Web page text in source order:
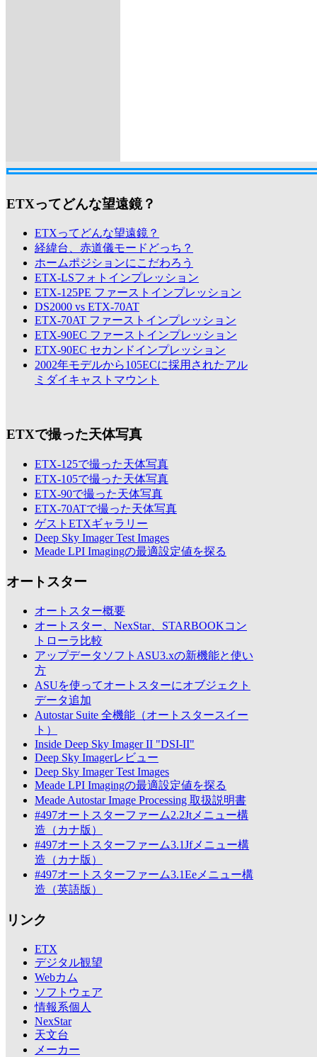
ETXってどんな望遠鏡？
ETXってどんな望遠鏡？
経緯台、赤道儀モードどっち？
ホームポジションにこだわろう
ETX-LSフォトインプレッション
ETX-125PE ファーストインプレッション
DS2000 vs ETX-70AT
ETX-70AT ファーストインプレッション
ETX-90EC ファーストインプレッション
ETX-90EC セカンドインプレッション
2002年モデルから105ECに採用されたアル
ミダイキャストマウント
ETXで撮った天体写真
ETX-125で撮った天体写真
ETX-105で撮った天体写真
ETX-90で撮った天体写真
ETX-70ATで撮った天体写真
ゲストETXギャラリー
Deep Sky Imager Test Images
Meade LPI Imagingの最適設定値を探る
オートスター
オートスター概要
オートスター、NexStar、STARBOOKコン
トローラ比較
アップデータソフトASU3.xの新機能と使い
方
ASUを使ってオートスターにオブジェクト
データ追加
Autostar Suite 全機能（オートスタースイー
ト）
Inside Deep Sky Imager II "DSI-II"
Deep Sky Imagerレビュー
Deep Sky Imager Test Images
Meade LPI Imagingの最適設定値を探る
Meade Autostar Image Processing 取扱説明書
#497オートスターファーム2.2Jtメニュー構
造（カナ版）
#497オートスターファーム3.1Jfメニュー構
造（カナ版）
#497オートスターファーム3.1Eeメニュー構
造（英語版）
リンク
ETX
デジタル観望
Webカム
ソフトウェア
情報系個人
NexStar
天文台
メーカー